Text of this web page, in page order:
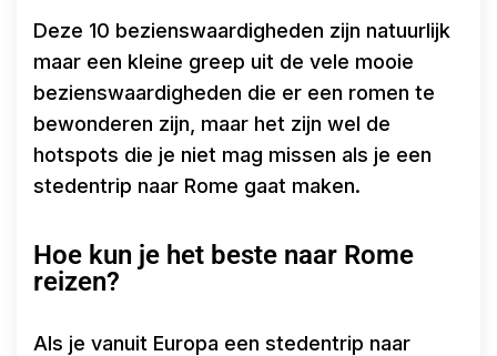
Deze 10 bezienswaardigheden zijn natuurlijk
maar een kleine greep uit de vele mooie
bezienswaardigheden die er een romen te
bewonderen zijn, maar het zijn wel de
hotspots die je niet mag missen als je een
stedentrip naar Rome gaat maken.
Hoe kun je het beste naar Rome
reizen?
Als je vanuit Europa een stedentrip naar